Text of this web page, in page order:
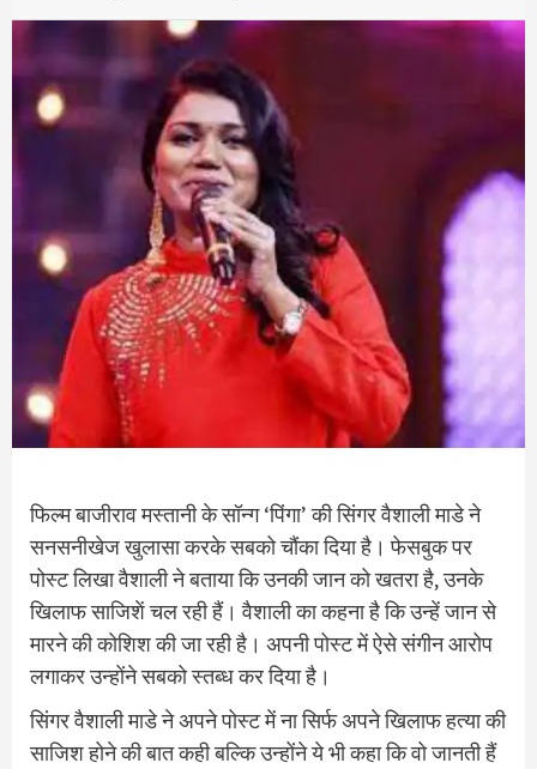
फिल्म बाजीराव मस्तानी के सॉन्ग ‘पिंगा’ की सिंगर वैशाली माडे ने
सनसनीखेज खुलासा करके सबको चौंका दिया है। फेसबुक पर
पोस्ट लिखा वैशाली ने बताया कि उनकी जान को खतरा है, उनके
खिलाफ साजिशें चल रही हैं। वैशाली का कहना है कि उन्हें जान से
मारने की कोशिश की जा रही है। अपनी पोस्ट में ऐसे संगीन आरोप
लगाकर उन्होंने सबको स्तब्ध कर दिया है।
सिंगर वैशाली माडे ने अपने पोस्ट में ना सिर्फ अपने खिलाफ हत्या की
साजिश होने की बात कही बल्कि उन्होंने ये भी कहा कि वो जानती हैं